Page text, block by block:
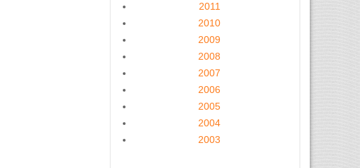
2011
2010
2009
2008
2007
2006
2005
2004
2003